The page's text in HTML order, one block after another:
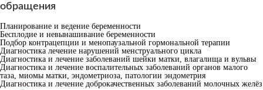
обращения
Планирование и ведение беременности
Бесплодие и невынашивание беременности
Подбор контрацепции и менопаузальной гормональной терапии
Диагностика лечение нарушений менструального цикла
Диагностика и лечение заболеваний шейки матки, влагалища и вульвы
Диагностика и лечение воспалительных заболеваний органов малого
таза, миомы матки, эндометриоза, патологии эндометрия
Диагностика и лечение доброкачественных заболеваний молочных желёз